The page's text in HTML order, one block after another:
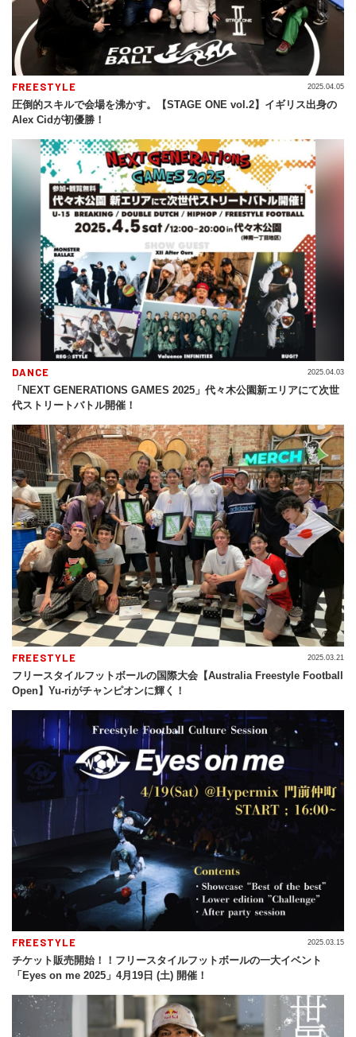
FREESTYLE
圧倒的スキルで会場を沸かす。【STAGE ONE vol.2】イギリス出身の
Alex Cidが初優勝！
2025.04.05
DANCE
「NEXT GENERATIONS GAMES 2025」代々木公園新エリアにて次世
代ストリートバトル開催！
2025.04.03
FREESTYLE
フリースタイルフットボールの国際大会【Australia Freestyle Football
Open】Yu-riがチャンピオンに輝く！
2025.03.21
FREESTYLE
チケット販売開始！！フリースタイルフットボールの一大イベント
「Eyes on me 2025」4月19日 (土) 開催！
2025.03.15